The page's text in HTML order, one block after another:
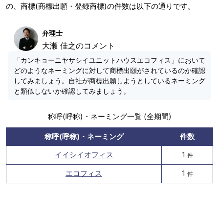
の、商標(商標出願・登録商標)の件数は以下の通りです。
弁理士
大瀬 佳之のコメント
「カンキョーニヤサシイユニットハウスエコフィス」において
どのようなネーミングに対して商標出願がされているのか確認
してみましょう。自社が商標出願しようとしているネーミング
と類似しないか確認してみましょう。
称呼(呼称)・ネーミング一覧 (全期間)
称呼(呼称)・ネーミング
件数
イイシイオフィス
1 件
エコフィス 1 件